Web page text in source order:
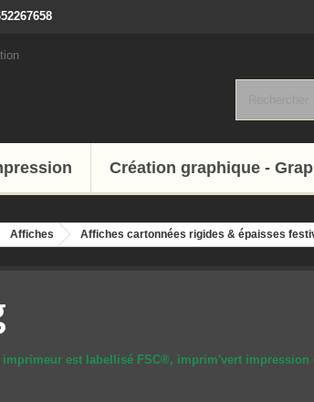
Création graphique -
Affiches Affiches cartonnées rigides & épaisses
imprimeur est labellisé FSC®, imprim'vert impression